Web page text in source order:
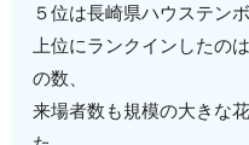
５位は長崎県ハウステン
上位にランクインしたの
の数、
来場者数も規模の大きな